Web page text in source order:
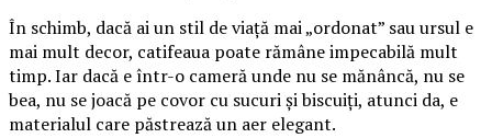
În schimb, dacă ai un stil de viață mai „ordonat” sau ursul e
mai mult decor, catifeaua poate rămâne impecabilă mult
timp. Iar dacă e într-o cameră unde nu se mănâncă, nu se
bea, nu se joacă pe covor cu sucuri și biscuiți, atunci da, e
materialul care păstrează un aer elegant.